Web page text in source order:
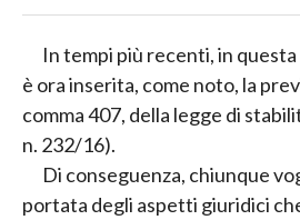
In tempi più recenti, in
è ora inserita, come noto, la
comma 407, della legge di
n. 232/16).
Di conseguenza, chiunque
portata degli aspetti giuridici